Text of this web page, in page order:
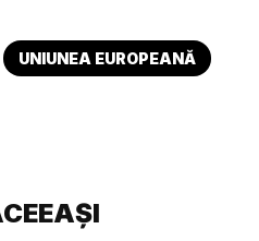
UNIUNEA EUROPEANĂ